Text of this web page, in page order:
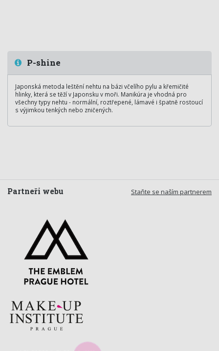
P-shine
Japonská metoda leštění nehtu na bázi včelího pylu a křemičité
hlinky, která se těží v Japonsku v moři. Manikúra je vhodná pro
všechny typy nehtu - normální, roztřepené, lámavé i špatně rostoucí
s výjimkou tenkých nebo zničených.
Staňte se naším partnerem
Partneři webu